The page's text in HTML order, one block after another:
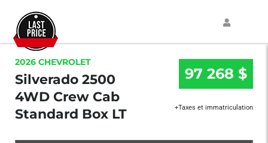
2026 CHEVROLET
Silverado 2500
4WD Crew Cab
Standard Box LT
97 268 $
+Taxes et immatriculation